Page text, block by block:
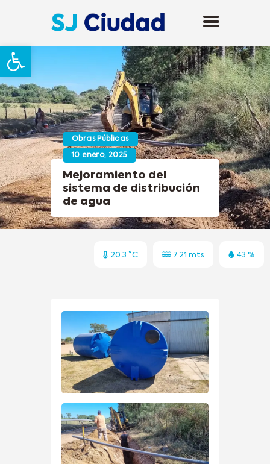
Abrir barra de herramientas
Obras Públicas
10 enero, 2025
Mejoramiento del
sistema de distribución
de agua
20.3 °C 7.21 mts 43 %